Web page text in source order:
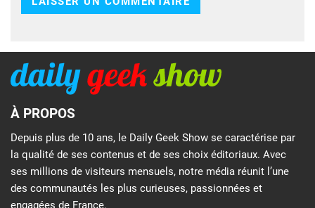
À PROPOS
Depuis plus de 10 ans, le Daily Geek Show se caractérise par
la qualité de ses contenus et de ses choix éditoriaux. Avec
ses millions de visiteurs mensuels, notre média réunit l’une
des communautés les plus curieuses, passionnées et
engagées de France.